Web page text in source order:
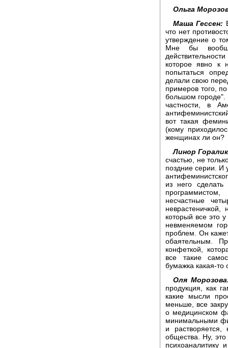
Ольга
Маша Гессен:
что нет
утверждение о
Мне бы
которое явно к
попытаться
делали свою
примеров того,
большом городе".
частности, в
вот такая
(кому
женщинах ли он?
Линор
счастью, не
поздние серии. И
из него
несчастные
который все это
невменяемом
проблем. Он
обаятельным.
конфеткой,
все такие
бумажка какая-то
Оля
продукция, как
какие мысли
меньше, все
о медицинском
минимальными
и
общества. Ну,
психоаналитику